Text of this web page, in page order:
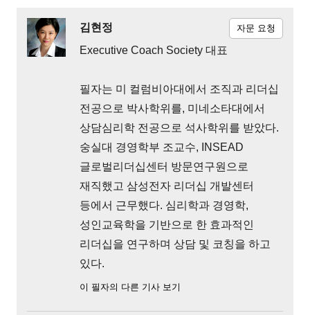
김현정
Executive Coach Society 대표
필자는 미 컬럼비아대에서 조직과 리더십
전공으로 박사학위를, 미네소타대에서
상담심리학 전공으로 석사학위를 받았다.
숭실대 경영학부 조교수, INSEAD
글로벌리더십센터 방문연구원으로
재직했고 삼성전자 리더십 개발센터
등에서 근무했다. 심리학과 경영학,
성인교육학을 기반으로 한 효과적인
리더십을 연구하며 상담 및 코칭을 하고
있다.
이 필자의 다른 기사 보기
자문 요청